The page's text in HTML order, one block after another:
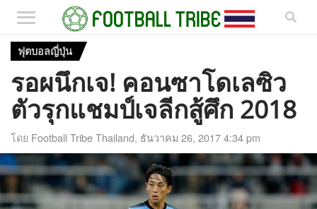
ฟุตบอลญี่ปุ่น
รอผนึกเจ! คอนซาโดเลซิว
ตัวรุกแชมป์เจลีกสู้ศึก 2018
โดย Football Tribe Thailand, ธันวาคม 26, 2017 4:34 pm